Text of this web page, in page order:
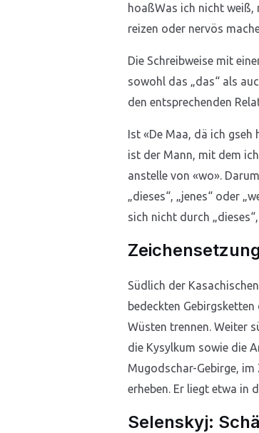
hoaßWas ich nicht
reizen oder nervös
Die Schreibweise mit
sowohl das „das“ als
den entsprechenden
Ist «De Maa, dä ich gseh
ist der Mann, mit dem
anstelle von «wo».
„dieses“, „jenes“ oder
sich nicht durch
Südlich der
bedeckten
Wüsten trennen. Weiter
die Kysylkum sowie die
Mugodschar-Gebirge,
erheben. Er liegt etwa in
Selenskyj: